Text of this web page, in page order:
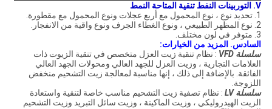
V. التوربينات النفط تنقية المتاحة النمط
1. تحديد نوع ، نوع المحمول مع أربع عجلات ونوع المحمول مع مقطورة.
2. نوع المظهر الطبيعي ، ونوع الغطاء الجرف ونوع واقية من الانفجار.
3. متوفر في لون مختلف.
السادس. المزيد من الخيارات:
سلسلة VFD
: نظام تنقية زيت العزل متخصص في تنقية الزيوت ذات
العلامات التجارية ، وزيت العزل للجهد العالي ومحولات الجهد العالي
الفائقة. بالإضافة إلى ذلك ، إنها مناسبة لمعالجة زيت التشحيم منخفض
اللزوجة.
سلسلة LV
: نظام تصفية زيت التشحيم مناسب خاصة لتنقية واستعادة
الزيت الهيدروليكي ، وزيت الماكينة ، وزيت سائل التبريد وزيت التشحيم